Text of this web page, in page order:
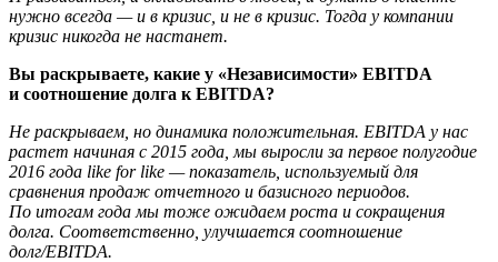
нужно всегда — и в кризис, и не в кризис. Тогда у компании
кризис никогда не настанет.
Вы раскрываете, какие у «Независимости» EBITDA
и соотношение долга к EBITDA?
Не раскрываем, но динамика положительная. EBITDA у нас
растет начиная с 2015 года, мы выросли за первое полугодие
2016 года like for like — показатель, используемый для
сравнения продаж отчетного и базисного периодов.
По итогам года мы тоже ожидаем роста и сокращения
долга. Соответственно, улучшается соотношение
долг/EBITDA.